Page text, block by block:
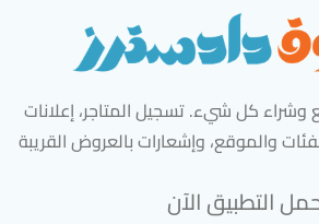
كل شيء. تسجيل المتاجر، إعلانات
والموقع، وإشعارات بالعروض القريبة
التطبيق الآن